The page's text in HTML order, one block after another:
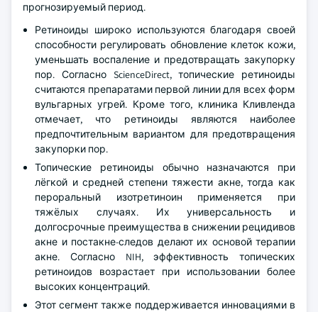
прогнозируемый период.
Ретиноиды широко используются благодаря своей
способности регулировать обновление клеток кожи,
уменьшать воспаление и предотвращать закупорку
пор. Согласно ScienceDirect, топические ретиноиды
считаются препаратами первой линии для всех форм
вульгарных угрей. Кроме того, клиника Кливленда
отмечает, что ретиноиды являются наиболее
предпочтительным вариантом для предотвращения
закупорки пор.
Топические ретиноиды обычно назначаются при
лёгкой и средней степени тяжести акне, тогда как
пероральный изотретиноин применяется при
тяжёлых случаях. Их универсальность и
долгосрочные преимущества в снижении рецидивов
акне и постакне-следов делают их основой терапии
акне. Согласно NIH, эффективность топических
ретиноидов возрастает при использовании более
высоких концентраций.
Этот сегмент также поддерживается инновациями в